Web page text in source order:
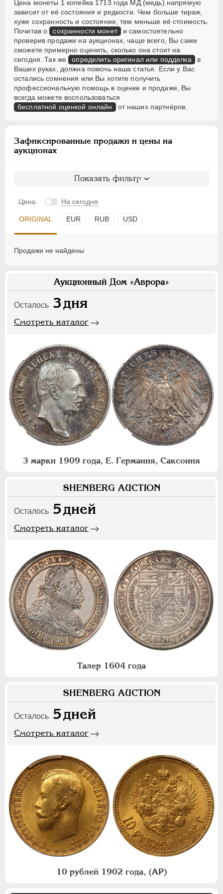
Цена монеты 1 копейка 1713 года МД (медь) напрямую
зависит от её состояния и редкости. Чем больше тираж,
хуже сохранность и состояние, тем меньше её стоимость.
Почитав о сохранности монет и самостоятельно
проверив продажи на аукционах, чаще всего, Вы сами
сможете примерно оценить, сколько она стоит на
сегодня. Так же определить оригинал или подделка в
Ваших руках, должна помочь наша статья. Если у Вас
остались сомнения или Вы хотите получить
профессиональную помощь в оценке и продаже, Вы
всегда можете воспользоваться
бесплатной оценкой онлайн от наших партнёров.
Зафиксированные продажи и цены на
аукционах
Показать фильтр
Цена: На сегодня
ORIGINAL EUR RUB USD
Продажи не найдены
Аукционный Дом «Аврора»
Осталось 3дня
Смотреть каталог
3 марки 1909 года, Е. Германия, Саксония
SHENBERG AUCTION
Осталось 5дней
Смотреть каталог
Талер 1604 года
SHENBERG AUCTION
Осталось 5дней
Смотреть каталог
10 рублей 1902 года, (АР)